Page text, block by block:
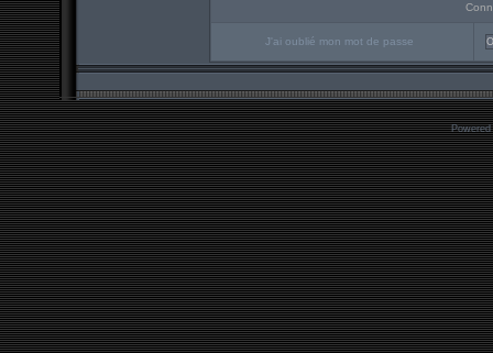
J'ai oublié mon mot de passe